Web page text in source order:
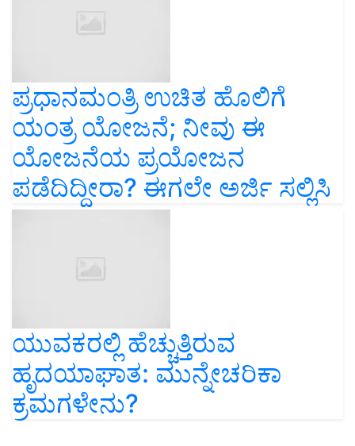
ಪ್ರಧಾನಮಂತ್ರಿ ಉಚಿತ ಹೊಲಿಗೆ
ಯಂತ್ರ ಯೋಜನೆ; ನೀವು ಈ
ಯೋಜನೆಯ ಪ್ರಯೋಜನ
ಪಡೆದಿದ್ದೀರಾ? ಈಗಲೇ ಅರ್ಜಿ ಸಲ್ಲಿಸಿ
ಯುವಕರಲ್ಲಿ ಹೆಚ್ಚುತ್ತಿರುವ
ಹೃದಯಾಘಾತ: ಮುನ್ನೇಚರಿಕಾ
ಕ್ರಮಗಳೇನು?